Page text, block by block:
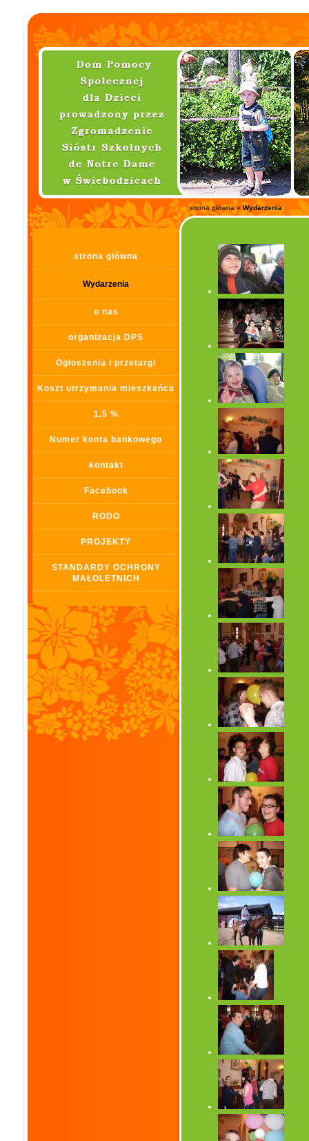
strona główna»Wydarzenia
strona główna
Wydarzenia
o nas
organizacja DPS
Ogłoszenia i przetargi
Koszt utrzymania mieszkańca
1,5 %
Numer konta bankowego
kontakt
Facebook
RODO
PROJEKTY
STANDARDY OCHRONY
MAŁOLETNICH